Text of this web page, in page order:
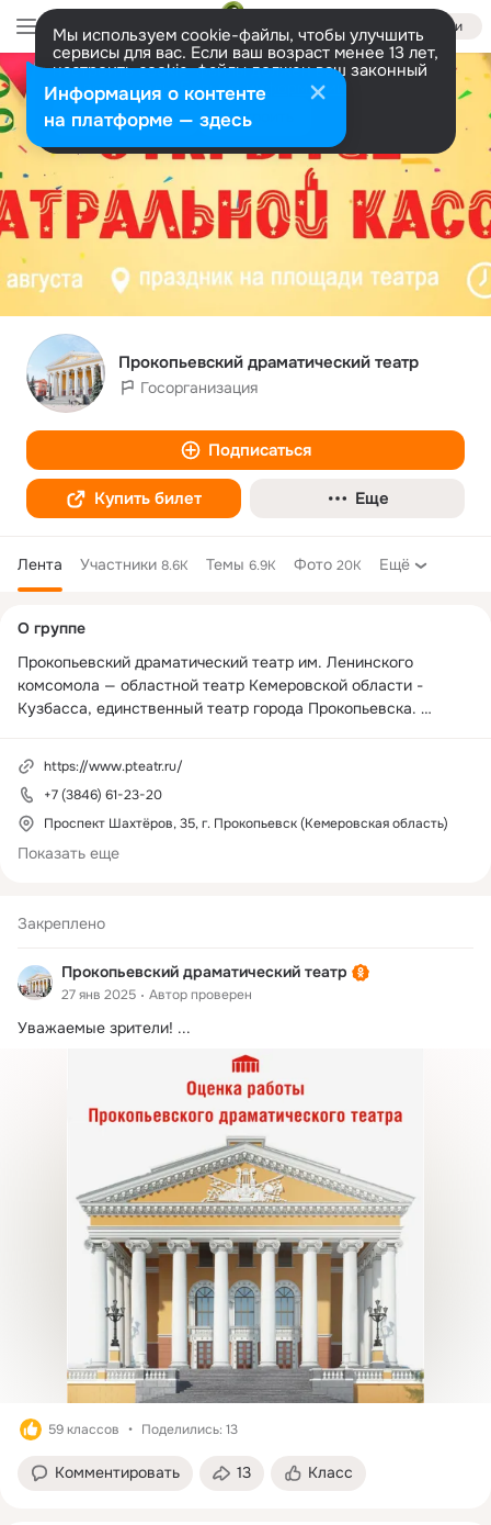
Войти
Мы используем cookie-файлы, чтобы улучшить
сервисы для вас. Если ваш возраст менее 13 лет,
настроить cookie-файлы должен ваш законный
представитель. Больше информации
Разрешить все Настроить
Прокопьевский драматический театр
Госорганизация
Подписаться
Купить билет Еще
Лента Участники 8.6K Темы 6.9K Фото 20K Ещё
Закреплено
Прокопьевский драматический театр
27 янв 2025 Автор проверен
Уважаемые зрители! ...
59 классов Поделились: 13
Комментировать 13 Класс
колонка
О группе
Прокопьевский драматический театр им. Ленинского
комсомола — областной театр Кемеровской области -
Кузбасса, единственный театр города Прокопьевска.
Маска».
Касса театра: +7 (3846) 61-31-61
https://www.pteatr.ru/
+7 (3846) 61-23-20
Проспект Шахтёров, 35, г. Прокопьевск (Кемеровская область)
Показать еще
Информация о контенте
на платформе — здесь